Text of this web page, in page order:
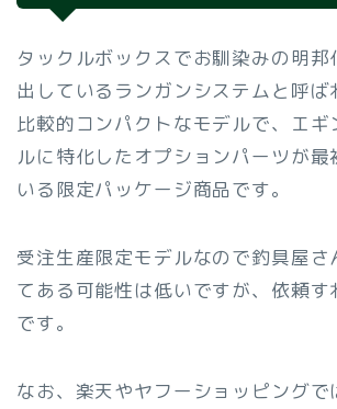
タックルボックスでお馴染みの明
出しているランガンシステムと呼ば
比較的コンパクトなモデルで、エギ
ルに特化したオプションパーツが最
いる限定パッケージ商品です。
受注生産限定モデルなので釣具屋さ
てある可能性は低いですが、依頼す
です。
なお、楽天やヤフーショッピングで